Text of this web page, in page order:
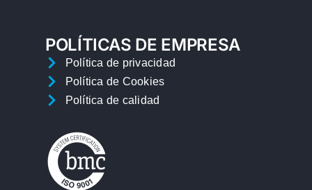
POLÍTICAS DE EMPRESA
Política de privacidad
Política de Cookies
Política de calidad